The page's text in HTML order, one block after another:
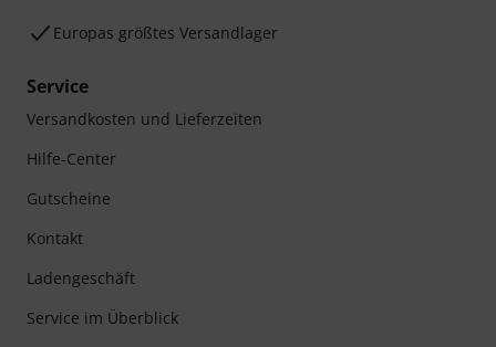
Europas größtes Versandlager
Service
Versandkosten und Lieferzeiten
Hilfe-Center
Gutscheine
Kontakt
Ladengeschäft
Service im Überblick